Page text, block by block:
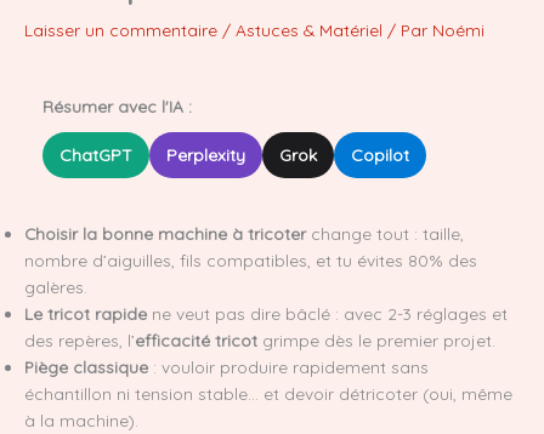
Laisser un commentaire / Astuces & Matériel / Par Noémi
Résumer avec l'IA :
ChatGPT Perplexity Grok Copilot
Choisir la bonne machine à tricoterchange tout : taille,
nombre d’aiguilles, fils compatibles, et tu évites 80% des
galères.
Le tricot rapide ne veut pas dire bâclé : avec 2-3 réglages et
des repères, l’efficacité tricot grimpe dès le premier projet.
Piège classique : vouloir produire rapidement sans
échantillon ni tension stable… et devoir détricoter (oui, même
à la machine).